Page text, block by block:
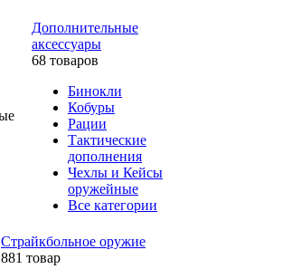
Дополнительные
аксессуары
68 товаров
Бинокли
Кобуры
Рации
Тактические
дополнения
Чехлы и Кейсы
оружейные
Все категории
Страйкбольное оружие
881 товар